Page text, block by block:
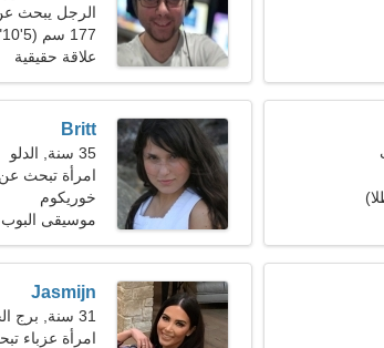
الرجل يبحث عن
177 سم (5'10")، 77 كجم (169 رطلا)
علاقة حقيقية
Britt
35 سنة, الدلو
امرأة تبحث عن
خوريكوم
موسيقى
Jasmijn
31 سنة, برج الجدي
امرأة عزباء